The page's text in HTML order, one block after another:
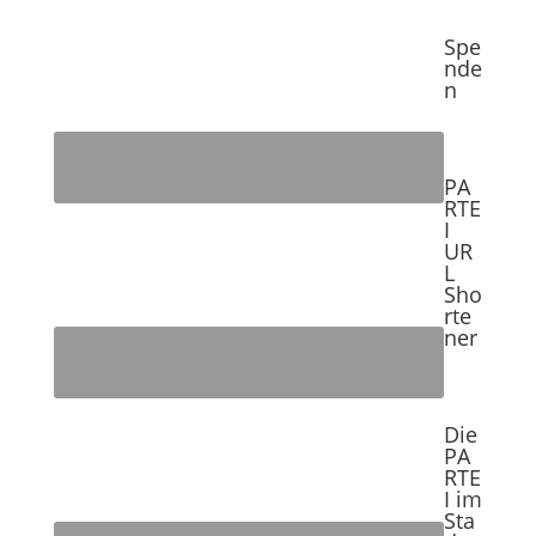
Spe
nde
n
PA
RTE
I
UR
L
Sho
rte
ner
Die
PA
RTE
I im
Sta